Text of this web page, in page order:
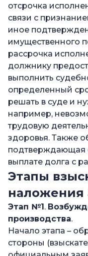
отсрочка
связи с
иное
имущественного
рассрочка
должнику
выполнить
определенный
решать в суде и
например,
трудовую
здоровья. Также
подтверждающая
выплате долга с
Этапы
наложения
Этап №1.
производства.
Начало этапа –
стороны